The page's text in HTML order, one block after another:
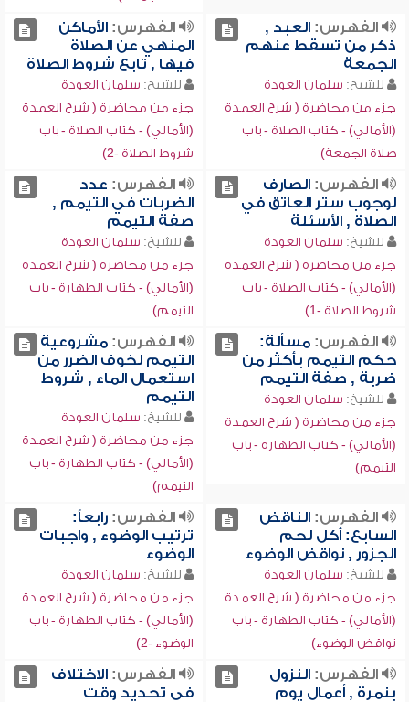
الفهرس:العبد ,
ذكر من تسقط عنهم
الجمعة
للشيخ: سلمان العودة
جزء من محاضرة ( شرح العمدة
(الأمالي) - كتاب الصلاة - باب
صلاة الجمعة)
الفهرس:الأماكن
المنهي عن الصلاة
فيها , تابع شروط الصلاة
للشيخ: سلمان العودة
جزء من محاضرة ( شرح العمدة
(الأمالي) - كتاب الصلاة - باب
شروط الصلاة -2)
الفهرس:الصارف
لوجوب ستر العاتق في
الصلاة , الأسئلة
للشيخ: سلمان العودة
جزء من محاضرة ( شرح العمدة
(الأمالي) - كتاب الصلاة - باب
شروط الصلاة -1)
الفهرس: عدد
الضربات في التيمم ,
صفة التيمم
للشيخ: سلمان العودة
جزء من محاضرة ( شرح العمدة
(الأمالي) - كتاب الطهارة - باب
التيمم)
الفهرس:مسألة:
حكم التيمم بأكثر من
ضربة , صفة التيمم
للشيخ: سلمان العودة
جزء من محاضرة ( شرح العمدة
(الأمالي) - كتاب الطهارة - باب
التيمم)
الفهرس:مشروعية
التيمم لخوف الضرر من
استعمال الماء , شروط
التيمم
للشيخ: سلمان العودة
جزء من محاضرة ( شرح العمدة
(الأمالي) - كتاب الطهارة - باب
التيمم)
الفهرس:الناقض
السابع: أكل لحم
الجزور , نواقض الوضوء
للشيخ: سلمان العودة
جزء من محاضرة ( شرح العمدة
(الأمالي) - كتاب الطهارة - باب
نواقض الوضوء)
الفهرس:رابعاً:
ترتيب الوضوء , واجبات
الوضوء
للشيخ: سلمان العودة
جزء من محاضرة ( شرح العمدة
(الأمالي) - كتاب الطهارة - باب
الوضوء -2)
الفهرس:النزول
بنمرة , أعمال يوم
الفهرس:الاختلاف
في تحديد وقت